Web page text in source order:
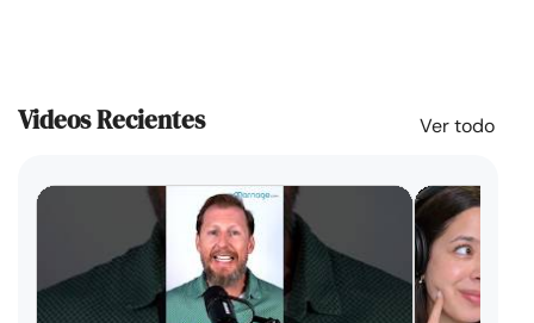
Videos Recientes Ver todo